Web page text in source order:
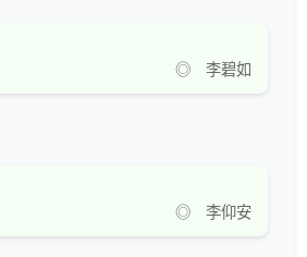
◎ 李碧如
◎ 李仰安